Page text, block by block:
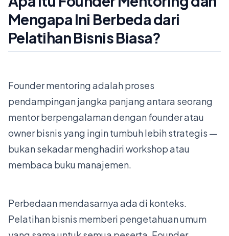
Mengapa Ini Berbeda dari
Pelatihan Bisnis Biasa?
Founder mentoring adalah proses
pendampingan jangka panjang antara seorang
mentor berpengalaman dengan founder atau
owner bisnis yang ingin tumbuh lebih strategis —
bukan sekadar menghadiri workshop atau
membaca buku manajemen.
Perbedaan mendasarnya ada di konteks.
Pelatihan bisnis memberi pengetahuan umum